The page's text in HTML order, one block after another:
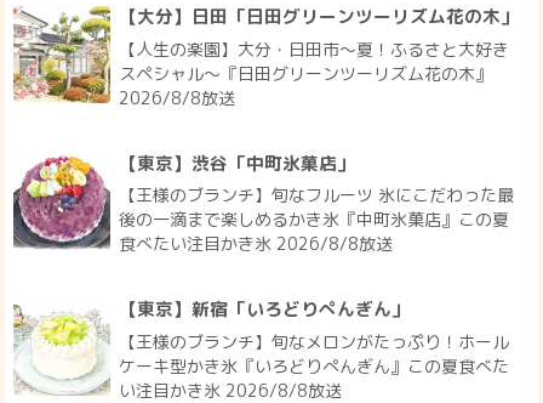
【大分】日田「日田グリーンツーリズム花の木」
【人生の楽園】大分・日田市～夏！ふるさと大好き
スペシャル～『日田グリーンツーリズム花の木』
2026/8/8放送
【東京】渋谷「中町氷菓店」
【王様のブランチ】旬なフルーツ 氷にこだわった最
後の一滴まで楽しめるかき氷『中町氷菓店』この夏
食べたい注目かき氷 2026/8/8放送
【東京】新宿「いろどりぺんぎん」
【王様のブランチ】旬なメロンがたっぷり！ホール
ケーキ型かき氷『いろどりぺんぎん』この夏食べた
い注目かき氷 2026/8/8放送